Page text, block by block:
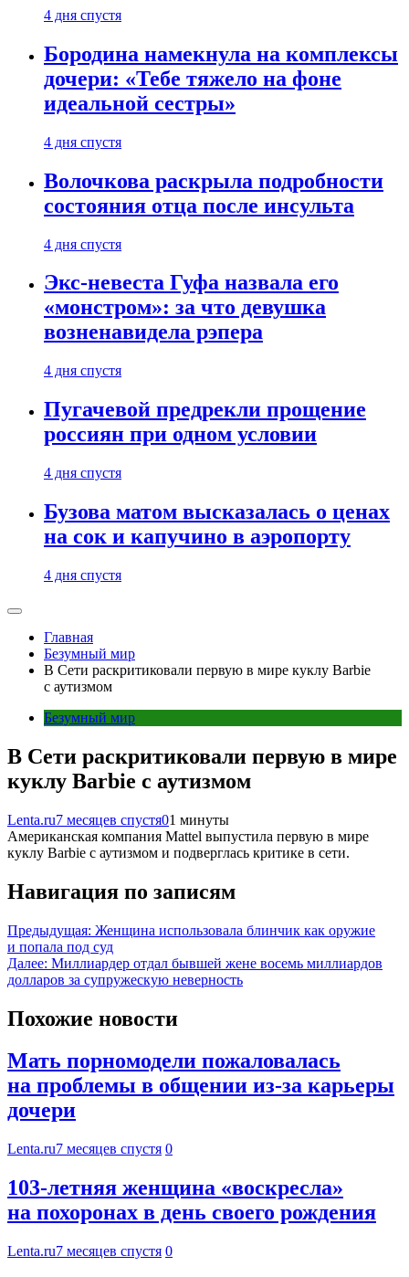
4 дня спустя
Бородина намекнула на комплексы
дочери: «Тебе тяжело на фоне
идеальной сестры»
4 дня спустя
Волочкова раскрыла подробности
состояния отца после инсульта
4 дня спустя
Экс-невеста Гуфа назвала его
«монстром»: за что девушка
возненавидела рэпера
4 дня спустя
Пугачевой предрекли прощение
россиян при одном условии
4 дня спустя
Бузова матом высказалась о ценах
на сок и капучино в аэропорту
4 дня спустя
Главная
Безумный мир
В Сети раскритиковали первую в мире куклу Barbie
с аутизмом
Безумный мир
В Сети раскритиковали первую в мире
куклу Barbie с аутизмом
Lenta.ru7 месяцев спустя01 минуты
Американская компания Mattel выпустила первую в мире
куклу Barbie с аутизмом и подверглась критике в сети.
Навигация по записям
Предыдущая: Женщина использовала блинчик как оружие
и попала под суд
Далее: Миллиардер отдал бывшей жене восемь миллиардов
долларов за супружескую неверность
Похожие новости
Мать порномодели пожаловалась
на проблемы в общении из-за карьеры
дочери
Lenta.ru7 месяцев спустя 0
103-летняя женщина «воскресла»
на похоронах в день своего рождения
Lenta.ru7 месяцев спустя 0